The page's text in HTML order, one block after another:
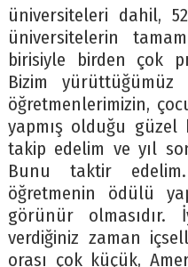
üniversiteleri dahil,
üniversitelerin
birisiyle birden çok
Bizim
öğretmenlerimizin,
yapmış olduğu güzel
takip edelim ve yıl
Bunu taktir
öğretmenin ödülü
görünür olmasıdır.
verdiğiniz zaman
orası çok küçük,